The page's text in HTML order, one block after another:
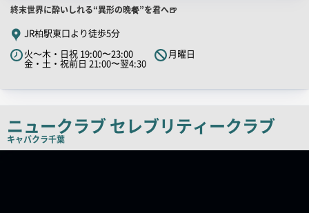
店
舗
PR
キ
ッ
コ
ピ
終末世界に酔いしれる“異形の晩餐”を君へ🍺
JR柏駅東口より徒歩5分
火～木・日祝 19:00〜23:00
金・土・祝前日 21:00〜翌4:30
月曜日
ニュークラブ セレブリティークラブ
キャバクラ千葉